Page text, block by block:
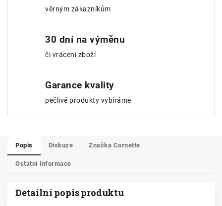
věrným zákazníkům
30 dní na výměnu
či vrácení zboží
Garance kvality
pečlivě produkty vybíráme
Popis Diskuze Značka Cornette
Ostatní informace
Detailní popis produktu